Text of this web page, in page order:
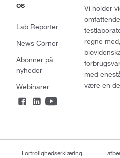
os
Lab Reporter
News Corner
Abonner på
nyheder
Webinarer
Vi holder
regne
med
være en
Fortrolighedserklæring